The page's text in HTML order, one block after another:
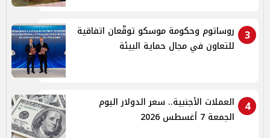
3
روساتوم وحكومة موسكو توقّعان اتفاقية
للتعاون في مجال حماية البيئة
4
العملات الأجنبية.. سعر الدولار اليوم
الجمعة 7 أغسطس 2026